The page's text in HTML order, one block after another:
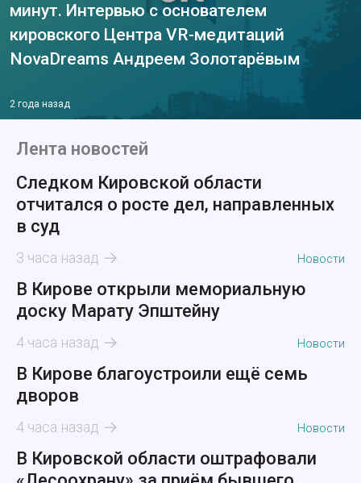
минут. Интервью с основателем
кировского Центра VR-медитаций
NovaDreams Андреем Золотарёвым
2 года назад
Лента новостей
Следком Кировской области
отчитался о росте дел, направленных
в суд
3 часа назад Новости
В Кирове открыли мемориальную
доску Марату Эпштейну
4 часа назад Новости
В Кирове благоустроили ещё семь
дворов
4 часа назад Новости
В Кировской области оштрафовали